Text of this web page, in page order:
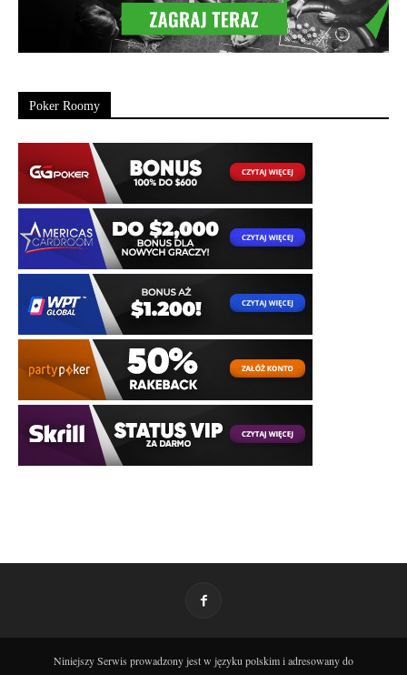
Poker Roomy
Niniejszy Serwis prowadzony jest w języku polskim i adresowany do